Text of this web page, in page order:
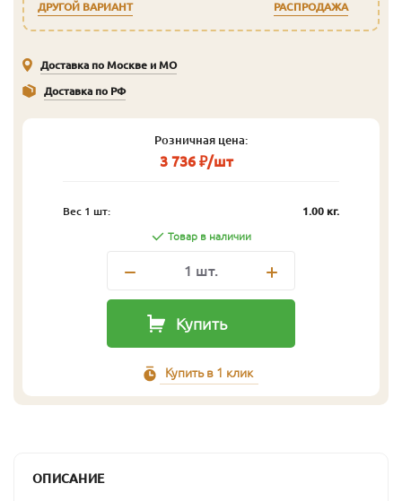
ДРУГОЙ ВАРИАНТ
РАСПРОДАЖА
Доставка по Москве и МО
Доставка по РФ
Розничная цена:
3 736 ₽/шт
Вес 1 шт: 1.00 кг.
Товар в наличии
1 шт.
Купить
Купить в 1 клик
ОПИСАНИЕ